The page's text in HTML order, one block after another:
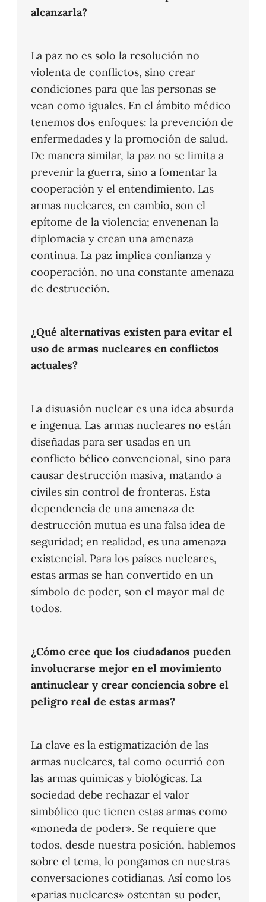
alcanzarla?
La paz no es solo la resolución no
violenta de conflictos, sino crear
condiciones para que las personas se
vean como iguales. En el ámbito médico
tenemos dos enfoques: la prevención de
enfermedades y la promoción de salud.
De manera similar, la paz no se limita a
prevenir la guerra, sino a fomentar la
cooperación y el entendimiento. Las
armas nucleares, en cambio, son el
epítome de la violencia; envenenan la
diplomacia y crean una amenaza
continua. La paz implica confianza y
cooperación, no una constante amenaza
de destrucción.
¿Qué alternativas existen para evitar el
uso de armas nucleares en conflictos
actuales?
La disuasión nuclear es una idea absurda
e ingenua. Las armas nucleares no están
diseñadas para ser usadas en un
conflicto bélico convencional, sino para
causar destrucción masiva, matando a
civiles sin control de fronteras. Esta
dependencia de una amenaza de
destrucción mutua es una falsa idea de
seguridad; en realidad, es una amenaza
existencial. Para los países nucleares,
estas armas se han convertido en un
símbolo de poder, son el mayor mal de
todos.
¿Cómo cree que los ciudadanos pueden
involucrarse mejor en el movimiento
antinuclear y crear conciencia sobre el
peligro real de estas armas?
La clave es la estigmatización de las
armas nucleares, tal como ocurrió con
las armas químicas y biológicas. La
sociedad debe rechazar el valor
simbólico que tienen estas armas como
«moneda de poder». Se requiere que
todos, desde nuestra posición, hablemos
sobre el tema, lo pongamos en nuestras
conversaciones cotidianas. Así como los
«parias nucleares» ostentan su poder,